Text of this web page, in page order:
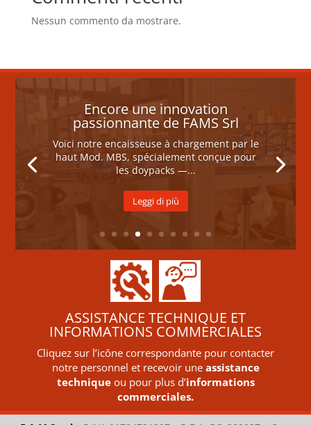
Nessun commento da mostrare.
Encore une innovation
passionnante de FAMS Srl
Voici notre encaisseuse à chargement par le
haut Mod. MBS, spécialement conçue pour
les doypacks —...
Leggi di più
ASSISTANCE TECHNIQUE ET
INFORMATIONS COMMERCIALES
Cliquez sur l’icône correspondante pour contacter
notre personnel et recevoir une assistance
techniqueou pour plus d’informations
commerciales.